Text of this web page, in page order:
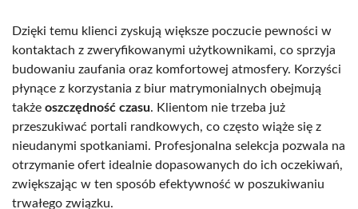
Dzięki temu klienci zyskują większe poczucie pewności w
kontaktach z zweryfikowanymi użytkownikami, co sprzyja
budowaniu zaufania oraz komfortowej atmosfery. Korzyści
płynące z korzystania z biur matrymonialnych obejmują
także oszczędność czasu. Klientom nie trzeba już
przeszukiwać portali randkowych, co często wiąże się z
nieudanymi spotkaniami. Profesjonalna selekcja pozwala na
otrzymanie ofert idealnie dopasowanych do ich oczekiwań,
zwiększając w ten sposób efektywność w poszukiwaniu
trwałego związku.